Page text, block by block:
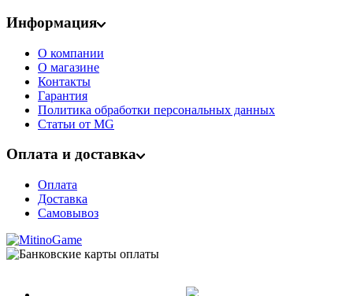
Информация
О компании
О магазине
Контакты
Гарантия
Политика обработки персональных данных
Статьи от MG
Оплата и доставка
Оплата
Доставка
Самовывоз